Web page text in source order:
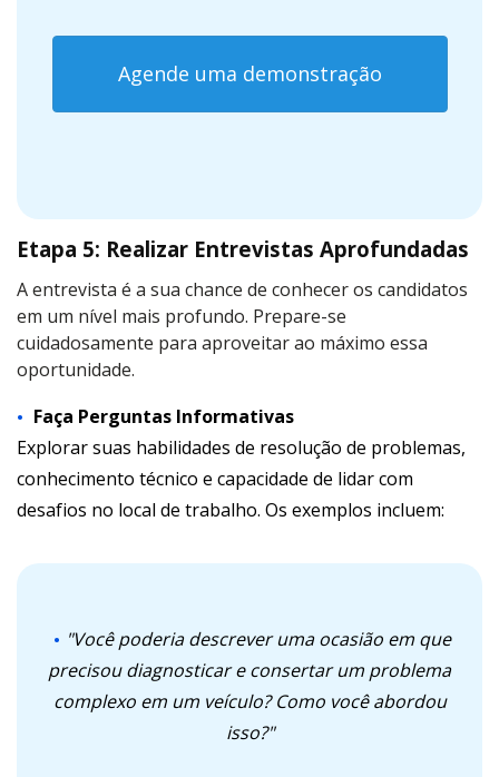
Agende uma demonstração
Etapa 5: Realizar Entrevistas Aprofundadas
A entrevista é a sua chance de conhecer os candidatos
em um nível mais profundo. Prepare-se
cuidadosamente para aproveitar ao máximo essa
oportunidade.
Faça Perguntas Informativas
Explorar suas habilidades de resolução de problemas,
conhecimento técnico e capacidade de lidar com
desafios no local de trabalho. Os exemplos incluem:
"Você poderia descrever uma ocasião em que
precisou diagnosticar e consertar um problema
complexo em um veículo? Como você abordou
isso?"